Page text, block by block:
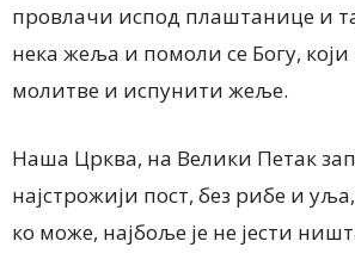
провлачи испод плаштанице и
нека жеља и помоли се Богу,
молитве и испунити жеље.
Наша Црква, на Велики Петак
најстрожији пост, без рибе и
ко може, најбоље је не јести